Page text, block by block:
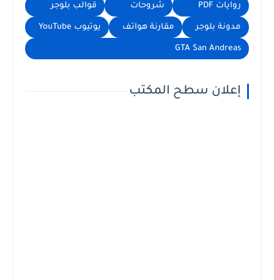
روايات PDF شروحات قوالب بلوجر
مدونة بلوجر مقارنة هواتف يوتيوب YouTube
GTA San Andreas
إعلان سطح المكتب